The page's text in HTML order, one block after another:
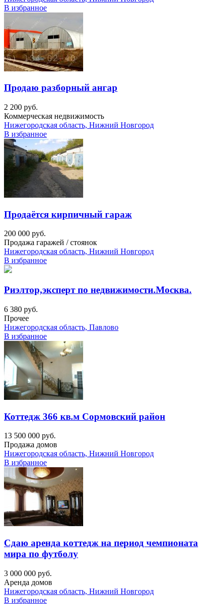
В избранное
Продаю разборный ангар
2 200 руб.
Коммерческая недвижимость
Нижегородская область, Нижний Новгород
В избранное
Продаётся кирпичный гараж
200 000 руб.
Продажа гаражей / стоянок
Нижегородская область, Нижний Новгород
В избранное
Риэлтор,эксперт по недвижимости.Москва.
6 380 руб.
Прочее
Нижегородская область, Павлово
В избранное
Коттедж 366 кв.м Сормовский район
13 500 000 руб.
Продажа домов
Нижегородская область, Нижний Новгород
В избранное
Сдаю аренда коттедж на период чемпионата
мира по футболу
3 000 000 руб.
Аренда домов
Нижегородская область, Нижний Новгород
В избранное